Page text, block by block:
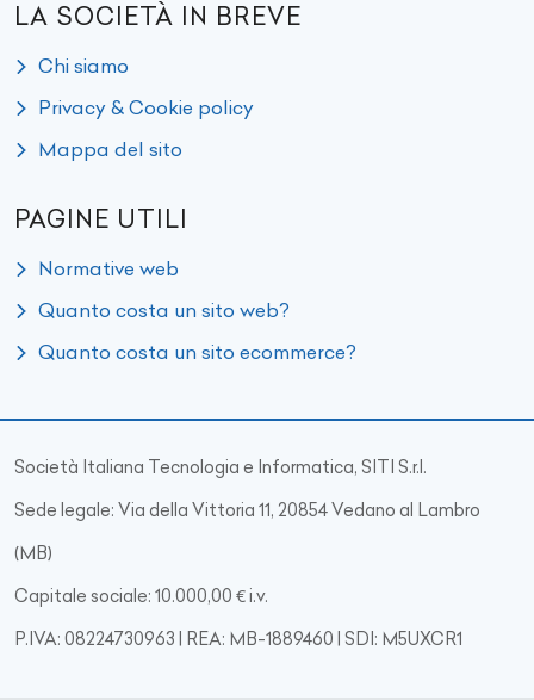
LA SOCIETÀ IN BREVE
Chi siamo
Privacy & Cookie policy
Mappa del sito
PAGINE UTILI
Normative web
Quanto costa un sito web?
Quanto costa un sito ecommerce?
Società Italiana Tecnologia e Informatica, SITI S.r.l.
Sede legale: Via della Vittoria 11, 20854 Vedano al Lambro
(MB)
Capitale sociale: 10.000,00 € i.v.
P.IVA: 08224730963 | REA: MB-1889460 | SDI: M5UXCR1